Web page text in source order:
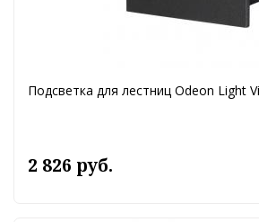
Подсветка для лестниц Odeon Light
2 826 руб.